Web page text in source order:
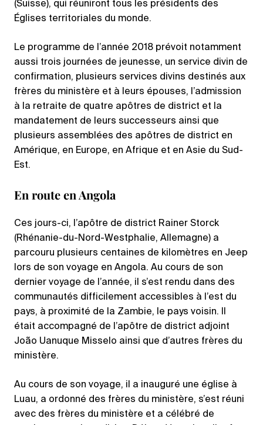
(Suisse), qui réuniront tous les présidents des
Églises territoriales du monde.
Le programme de l’année 2018 prévoit notamment
aussi trois journées de jeunesse, un service divin de
confirmation, plusieurs services divins destinés aux
frères du ministère et à leurs épouses, l’admission
à la retraite de quatre apôtres de district et la
mandatement de leurs successeurs ainsi que
plusieurs assemblées des apôtres de district en
Amérique, en Europe, en Afrique et en Asie du Sud-
Est.
En route en Angola
Ces jours-ci, l’apôtre de district Rainer Storck
(Rhénanie-du-Nord-Westphalie, Allemagne) a
parcouru plusieurs centaines de kilomètres en Jeep
lors de son voyage en Angola. Au cours de son
dernier voyage de l’année, il s’est rendu dans des
communautés difficilement accessibles à l’est du
pays, à proximité de la Zambie, le pays voisin. Il
était accompagné de l’apôtre de district adjoint
João Uanuque Misselo ainsi que d’autres frères du
ministère.
Au cours de son voyage, il a inauguré une église à
Luau, a ordonné des frères du ministère, s’est réuni
avec des frères du ministère et a célébré de